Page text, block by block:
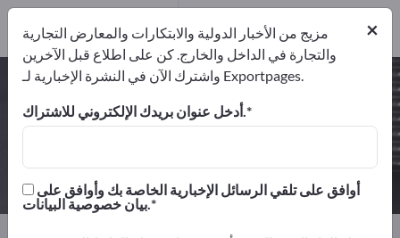
الأحزمة – اعثر على الشركات المصنعة
والموردين
2
×
مزيج من الأخبار الدولية والابتكارات والمعارض التجارية
والتجارة في الداخل والخارج. كن على اطلاع قبل الآخرين
واشترك الآن في النشرة الإخبارية لـ Exportpages.
أدخل عنوان بريدك الإلكتروني للاشتراك.
بيان خصوصية البيانات.